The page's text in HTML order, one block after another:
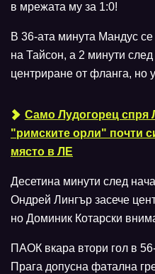
в мрежата му за 1:0!
В 36-ата минута Мандус
на Тайсон, а 2 минути
центриране от фланга, но
Само Лудогорец спря
"римските орли" почти
място в ЛЕ
Десетина минути след
Ондрей Лингър засече
но Доминик Котарски
ПАОК вкара втори гол в
Прага допусна фатална